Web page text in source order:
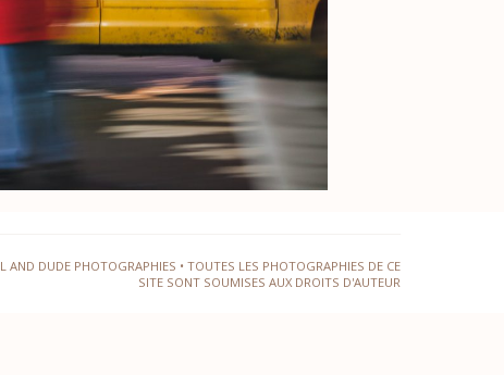
AND DUDE PHOTOGRAPHIES • TOUTES LES PHOTOGRAPHIES DE CE
SITE SONT SOUMISES AUX DROITS D'AUTEUR